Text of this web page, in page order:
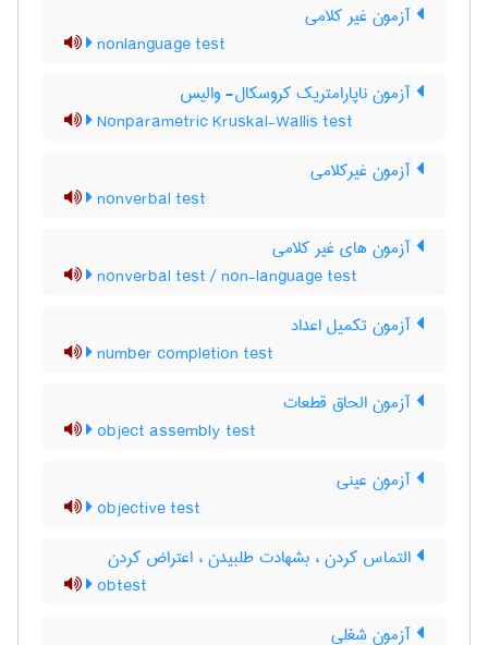
آزمون غیر کلامی
nonlanguage test
آزمون ناپارامتریک کروسکال- والیس
Nonparametric Kruskal-Wallis test
آزمون غیرکلامی
nonverbal test
آزمون های غیر کلامی
nonverbal test / non-language test
آزمون تکمیل اعداد
number completion test
آزمون الحاق قطعات
object assembly test
آزمون عینی
objective test
التماس کردن ، بشهادت طلبیدن ، اعتراض کردن
obtest
آزمون شغلی